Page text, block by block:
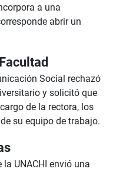
a una
abrir un
Social rechazó
y solicitó que
de la rectora, los
su equipo de trabajo.
UNACHI envió una